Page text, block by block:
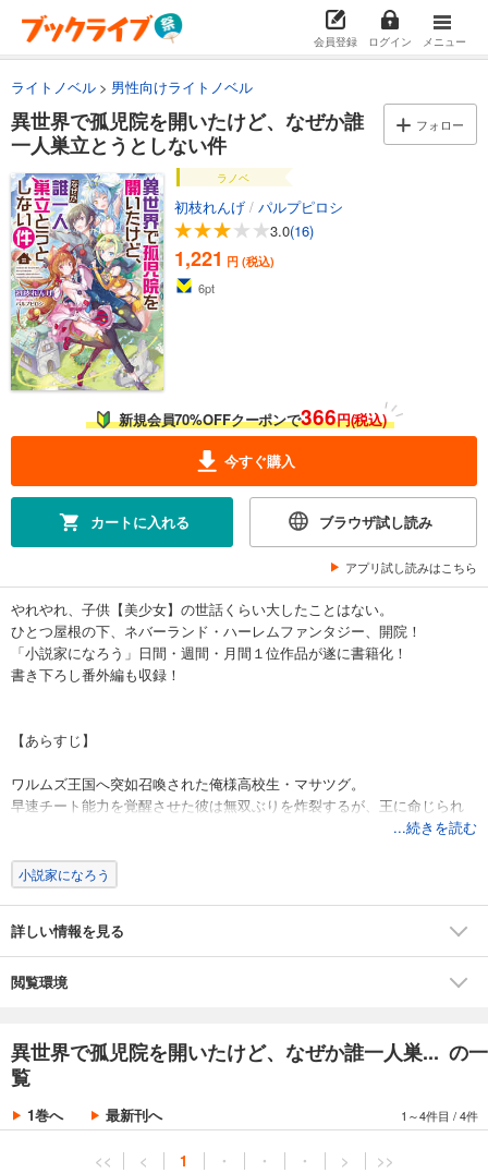
会員登録 ログイン メニュー
ライトノベル 男性向けライトノベル
異世界で孤児院を開いたけど、なぜか誰
一人巣立とうとしない件
フォロー
ラノベ
初枝れんげ / パルプピロシ
3.0(16)
1,221 円 (税込)
6pt
新規会員70%OFFクーポンで366円(税込)
今すぐ購入
カートに入れる ブラウザ試し読み
アプリ試し読みはこちら
やれやれ、子供【美少女】の世話くらい大したことはない。
ひとつ屋根の下、ネバーランド・ハーレムファンタジー、開院！
「小説家になろう」日間・週間・月間１位作品が遂に書籍化！
書き下ろし番外編も収録！
【あらすじ】
ワルムズ王国へ突如召喚された俺様高校生・マサツグ。
早速チート能力を覚醒させた彼は無双ぶりを炸裂するが、王に命じられ
るのは残念な美少女たちばかり。
門限破り上等のエルフに、一人じゃ眠れない猫人族、我儘放題の精霊な
元々、偉そうなだけでクラスカースト底辺な彼に一体どうしろと？
頼りは最強の異能と行く宛のない不遇な仲間のみ!?
今、はぐれ者たちの居場所を賭けた、波乱の毎日が幕を開ける！
華麗なる英雄伝【サーガ】である。
著者について
●初枝れんげ（ハツエダ レンゲ）
京都生まれの京都育ち。大学で働くサラリーマンです。
...続きを読む
小説家になろう
詳しい情報を見る
閲覧環境
異世界で孤児院を開いたけど、なぜか誰一人巣... の一
覧
1巻へ 最新刊へ 1～4件目 /4件
<< < 1 ・ ・ ・ > >>